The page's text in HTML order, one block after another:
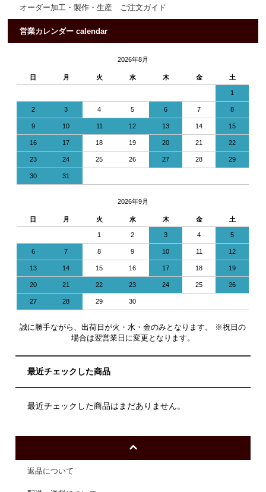
オーダー加工・製作・生産 ご注文ガイド
営業カレンダー calendar
2026年8月
日 月 火 水 木 金 土
1
2 3 4 5 6 7 8
9 10 11 12 13 14 15
16 17 18 19 20 21 22
23 24 25 26 27 28 29
30 31
2026年9月
日 月 火 水 木 金 土
1 2 3 4 5
6 7 8 9 10 11 12
13 14 15 16 17 18 19
20 21 22 23 24 25 26
27 28 29 30
誠に勝手ながら、出荷日が火・水・金のみとなります。 ※祝日の
場合は翌営業日に変更となります。
最近チェックした商品
最近チェックした商品はまだありません。
返品について